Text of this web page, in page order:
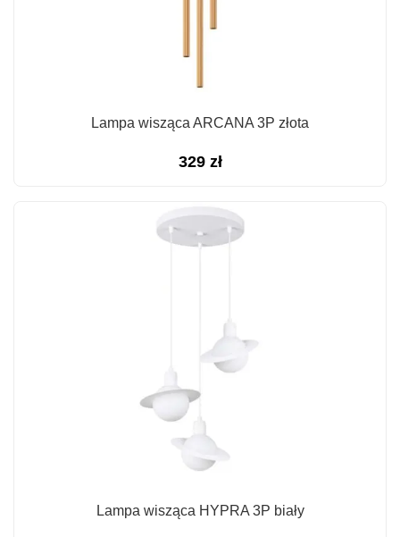
Lampa wisząca ARCANA 3P złota
329 zł
Lampa wisząca HYPRA 3P biały